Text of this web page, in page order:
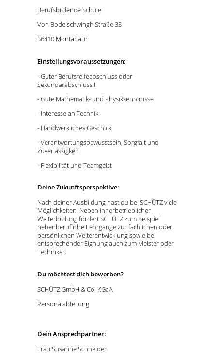
Berufsbildende Schule
Von Bodelschwingh Straße 33
56410 Montabaur
Einstellungsvoraussetzungen:
- Guter Berufsreifeabschluss oder
Sekundarabschluss I
- Gute Mathematik- und Physikkenntnisse
- Interesse an Technik
- Handwerkliches Geschick
- Verantwortungsbewusstsein, Sorgfalt und
Zuverlässigkeit
- Flexibilität und Teamgeist
Deine Zukunftsperspektive:
Nach deiner Ausbildung hast du bei SCHÜTZ viele
Möglichkeiten. Neben innerbetrieblicher
Weiterbildung fördert SCHÜTZ zum Beispiel
nebenberufliche Lehrgänge zur fachlichen oder
persönlichen Weiterentwicklung sowie bei
entsprechender Eignung auch zum Meister oder
Techniker.
Du möchtest dich bewerben?
SCHÜTZ GmbH & Co. KGaA
Personalabteilung
Dein Ansprechpartner:
Frau Susanne Schneider